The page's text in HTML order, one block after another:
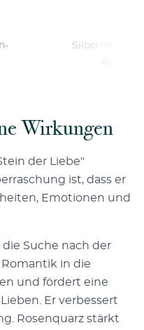
Silberne
Wirkungen
der Liebe"
ist, dass er
Emotionen und
Suche nach der
Romantik in die
und fördert eine
Er verbessert
Rosenquarz stärkt